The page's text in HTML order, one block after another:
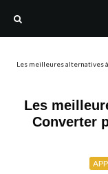
Les meilleures alternatives
Les
Converter